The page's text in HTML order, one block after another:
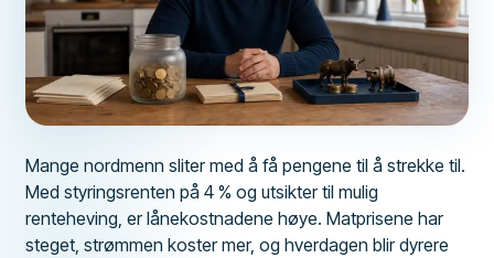
Mange nordmenn sliter med å få pengene til å strekke til.
Med styringsrenten på 4 % og utsikter til mulig
renteheving, er lånekostnadene høye. Matprisene har
steget, strømmen koster mer, og hverdagen blir dyrere